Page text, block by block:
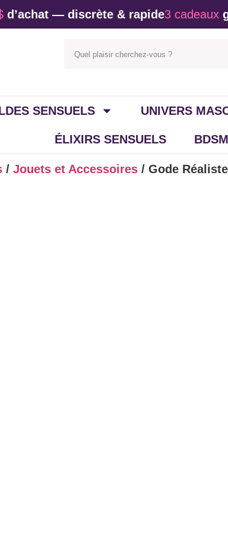
d’achat — discrète & rapide3 cadeaux
SENSUELS UNIVERS
ÉLIXIRS SENSUELS
/ Jouets et Accessoires / Gode